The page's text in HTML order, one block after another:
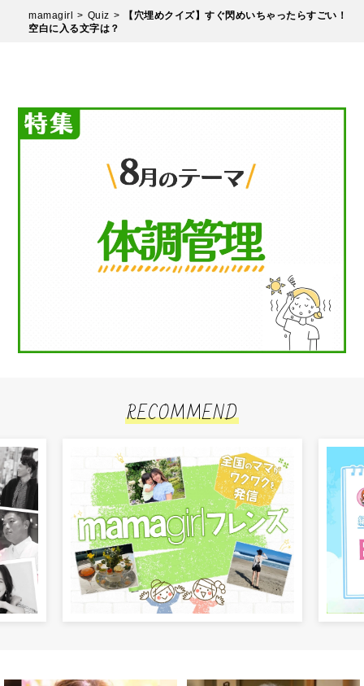
mamagirl Quiz
【穴埋めクイズ】すぐ閃めいちゃったらすごい！
空白に入る文字は？
RECOMMEND